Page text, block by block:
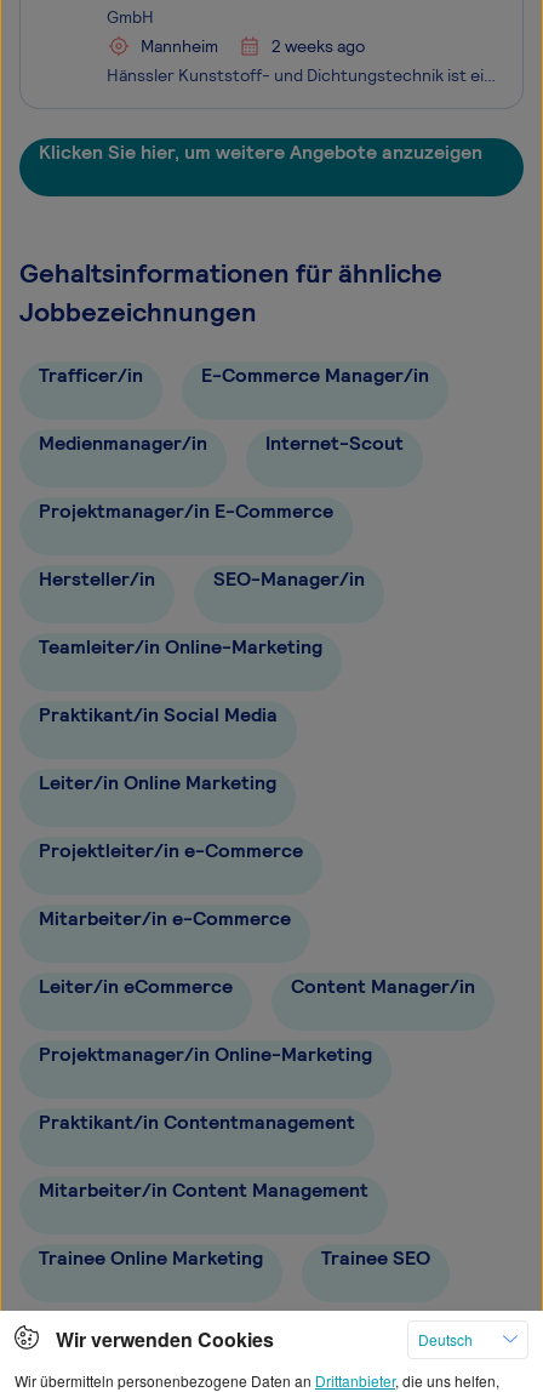
GmbH
Mannheim
2 weeks ago
Hänssler Kunststoff- und Dichtungstechnik ist ein inhabergeführtes Unternehmen in Mannheim mit rund 65 Mitarbeitern. Wir entwickeln und fertigen technische Dichtungen, Kunststoff-Formteile und 3D-gedruckte Bauteile, von Stückzahl 1 bis zur mittleren Serie. Unsere Kunden kommen aus nahezu allen Indus
Klicken Sie hier, um weitere Angebote anzuzeigen
Gehaltsinformationen für ähnliche
Jobbezeichnungen
Trafficer/in E-Commerce Manager/in
Medienmanager/in Internet-Scout
Projektmanager/in E-Commerce
Hersteller/in SEO-Manager/in
Teamleiter/in Online-Marketing
Praktikant/in Social Media
Leiter/in Online Marketing
Projektleiter/in e-Commerce
Mitarbeiter/in e-Commerce
Leiter/in eCommerce Content Manager/in
Projektmanager/in Online-Marketing
Praktikant/in Contentmanagement
Mitarbeiter/in Content Management
Trainee Online Marketing Trainee SEO
Wir verwenden Cookies
Deutsch
Wir übermitteln personenbezogene Daten an Drittanbieter, die uns helfen,